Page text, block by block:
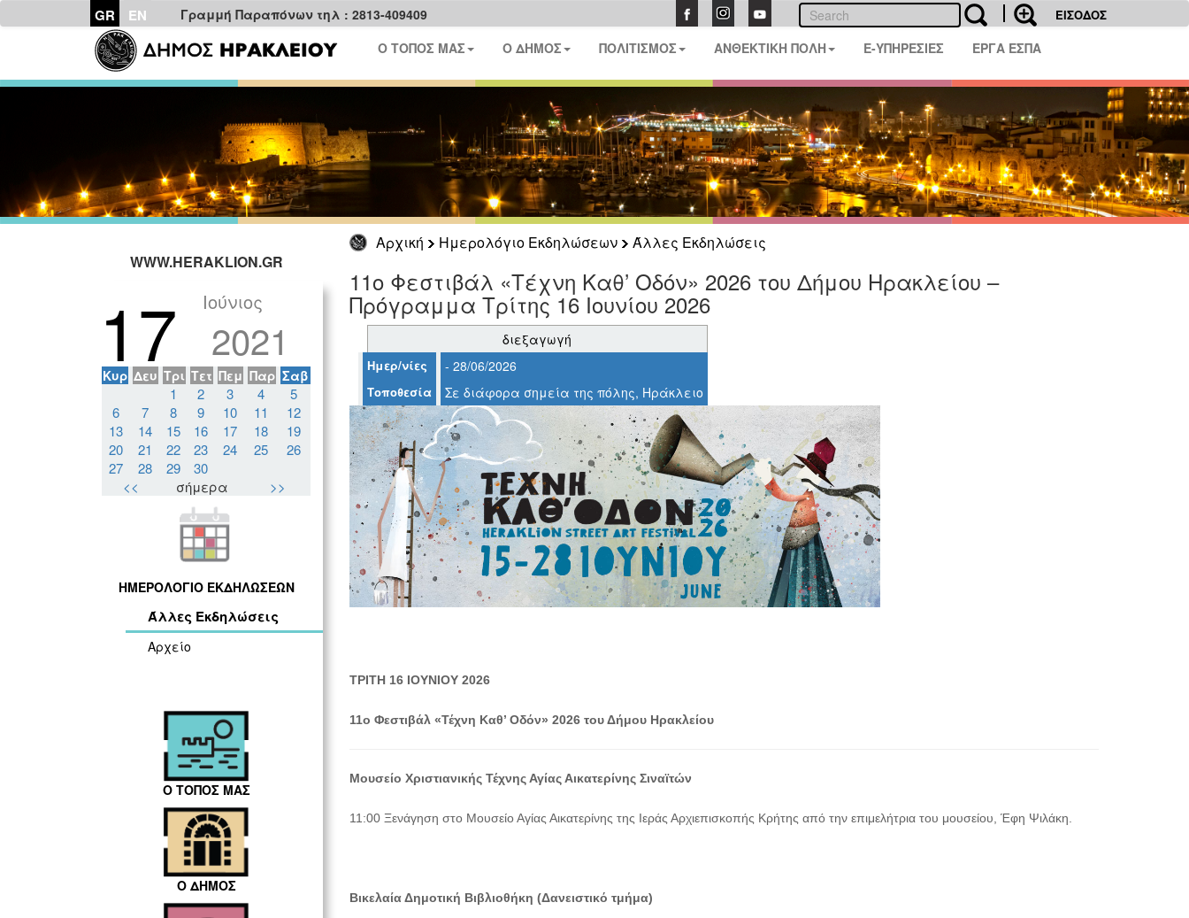
GR EN Γραμμή Παραπόνων τηλ : 2813-409409 ΕΙΣΟΔΟΣ
Ο ΤΟΠΟΣ ΜΑΣ Ο ΔΗΜΟΣ ΠΟΛΙΤΙΣΜΟΣ ΑΝΘΕΚΤΙΚΗ ΠΟΛΗ E-ΥΠΗΡΕΣΙΕΣ ΕΡΓΑ ΕΣΠΑ
Αρχική Ημερολόγιο Εκδηλώσεων
Άλλες Εκδηλώσεις
WWW.HERAKLION.GR
17 Ιούνιος
2021
Κυρ Δευ Τρι Τετ Πεμ Παρ Σαβ
1 2 3 4
5
6
7 8 9 10 11
12
13
14 15 16 17 18
19
20
21 22 23 24 25
26
27
28 29
30
<<
σήμερα >>
ΗΜΕΡΟΛΟΓΙΟ ΕΚΔΗΛΩΣΕΩΝ
Άλλες Εκδηλώσεις
Αρχείο
Ο ΤΟΠΟΣ ΜΑΣ
Ο ΔΗΜΟΣ
11ο Φεστιβάλ «Τέχνη Καθ’ Οδόν» 2026 του Δήμου Ηρακλείου –
Πρόγραμμα Τρίτης 16 Ιουνίου 2026
διεξαγωγή
Ημερ/νίες - 28/06/2026
Τοποθεσία Σε διάφορα σημεία της πόλης, Ηράκλειο
ΤΡΙΤΗ 16 ΙΟΥΝΙΟΥ 2026
11ο Φεστιβάλ «Τέχνη Καθ’ Οδόν» 2026 του Δήμου Ηρακλείου
Μουσείο Χριστιανικής Τέχνης Αγίας Αικατερίνης Σιναϊτών
11:00 Ξενάγηση στο Μουσείο Αγίας Αικατερίνης της Ιεράς Αρχιεπισκοπής Κρήτης από την επιμελήτρια του μουσείου, Έφη Ψιλάκη.
Βικελαία Δημοτική Βιβλιοθήκη (Δανειστικό τμήμα)